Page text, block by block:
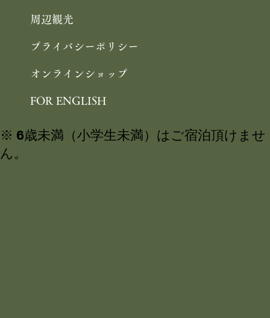
周辺観光
プライバシーポリシー
オンラインショップ
FOR ENGLISH
※ 6歳未満（小学生未満）はご宿泊頂けませ
ん。